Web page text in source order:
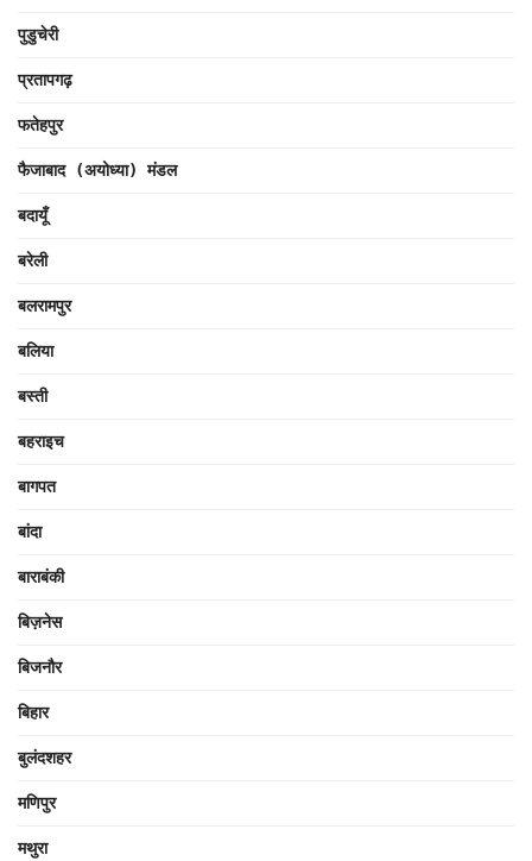
पुडुचेरी
प्रतापगढ़
फतेहपुर
फैजाबाद (अयोध्या) मंडल
बदायूँ
बरेली
बलरामपुर
बलिया
बस्ती
बहराइच
बागपत
बांदा
बाराबंकी
बिज़नेस
बिजनौर
बिहार
बुलंदशहर
मणिपुर
मथुरा